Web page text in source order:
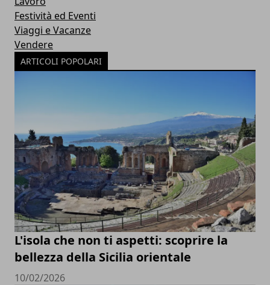
Festività ed Eventi
Viaggi e Vacanze
Vendere
ARTICOLI POPOLARI
L'isola che non ti aspetti: scoprire la
bellezza della Sicilia orientale
10/02/2026